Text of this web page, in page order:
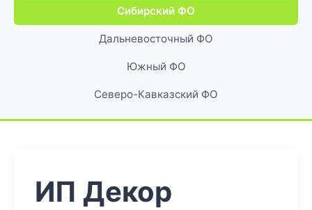
Сибирский ФО
Дальневосточный ФО
Южный ФО
Северо-Кавказский ФО
ИП Декор